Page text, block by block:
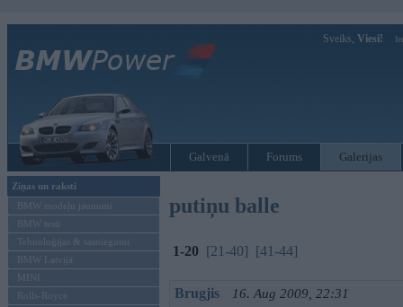
Sveiks, Viesi!
Galvenā Forums Galerijas
Ziņas un raksti
BMW modeļu jaunumi
BMW testi
Tehnoloģijas & sasniegumi
BMW Latvijā
MINI
Rolls-Royce
putiņu balle
1-20 [21-40] [41-44]
Brugjis 16. Aug 2009, 22:31